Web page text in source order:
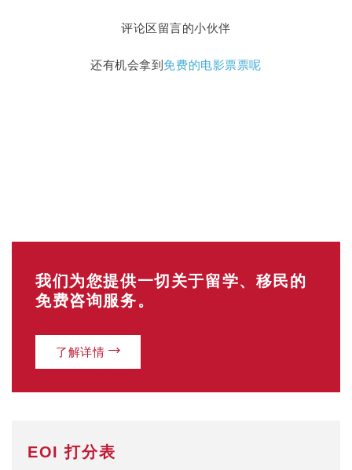
评论区留言的小伙伴
还有机会拿到免费的电影票票呢
我们为您提供一切关于留学、移民的
免费咨询服务。
了解详情
EOI 打分表